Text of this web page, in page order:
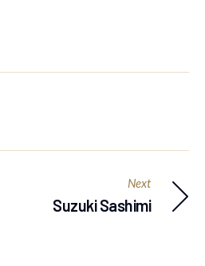
Next
Suzuki Sashimi